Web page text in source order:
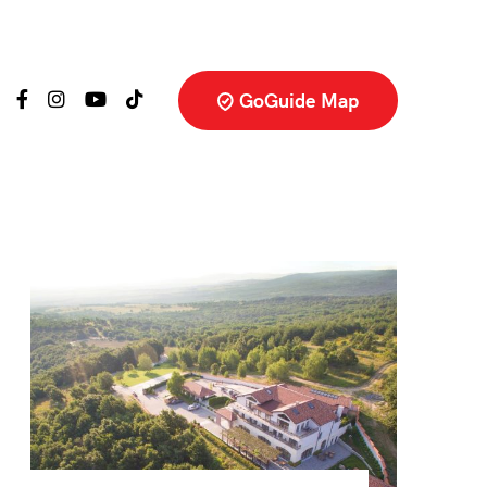
GoGuide Map